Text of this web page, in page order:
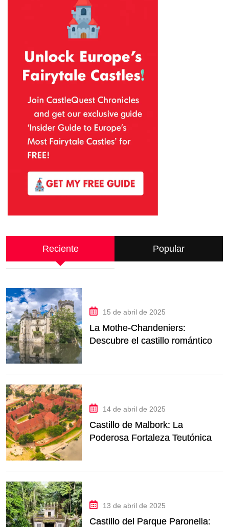
Reciente Popular
15 de abril de 2025
La Mothe-Chandeniers:
Descubre el castillo romántico
14 de abril de 2025
Castillo de Malbork: La
Poderosa Fortaleza Teutónica
13 de abril de 2025
Castillo del Parque Paronella: